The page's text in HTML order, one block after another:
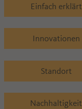
Einfach erklärt
Innovationen
Standort
Nachhaltigkeit